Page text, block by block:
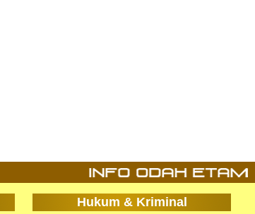
Hukum & Kriminal